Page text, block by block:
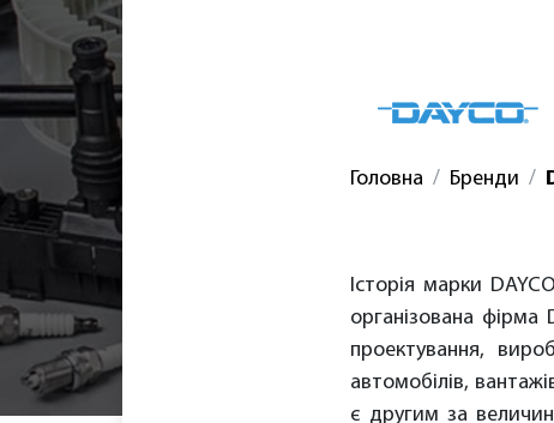
Головна Бренди
Історія марки
організована
проектування,
автомобілів,
є другим за